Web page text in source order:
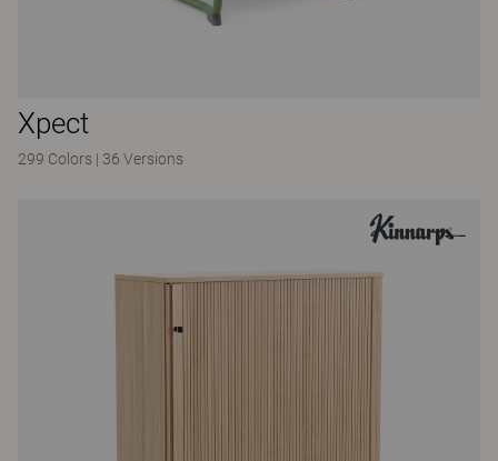
Xpect
299 Colors | 36 Versions